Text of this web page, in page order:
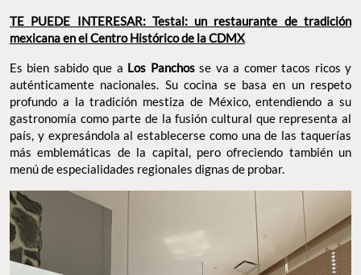
TE PUEDE INTERESAR: Testal: un restaurante de tradición
mexicana en el Centro Histórico de la CDMX
Es bien sabido que a Los Panchosse va a comer tacos ricos y
auténticamente nacionales. Su cocina se basa en un respeto
profundo a la tradición mestiza de México, entendiendo a su
gastronomía como parte de la fusión cultural que representa al
país, y expresándola al establecerse como una de las taquerías
más emblemáticas de la capital, pero ofreciendo también un
menú de especialidades regionales dignas de probar.